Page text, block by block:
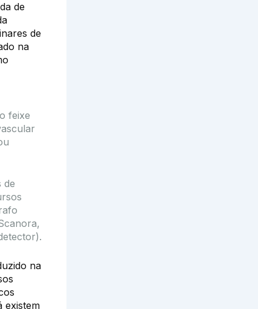
de
de
na
feixe
de
na
existem